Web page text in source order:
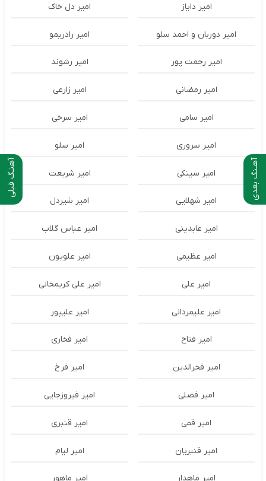
آهنـگ قبلی آهـنگ بعدی
امیر دایاز امیر دل خاک
امیر دوربان و احمد سلو امیر رادریمو
امیر رحمت پور امیر رشوند
امیر رمضانی امیر زارعی
امیر سامی امیر سرخی
امیر سروری امیر سلو
امیر سینکی امیر شریعت
امیر شهلایی امیر شیردل
امیر عابدینی امیر عباس گلاب
امیر عظیمی امیر علویون
امیر علی امیر علی کریمخانی
امیر علیمردانی امیر علیپور
امیر فتاح امیر فخاری
امیر فخرالدین امیر فرخ
امیر فضلی امیر فیروزجایی
امیر قمی امیر قنبری
امیر قنبریان امیر لیام
امیر ماهدار امیر ماهور